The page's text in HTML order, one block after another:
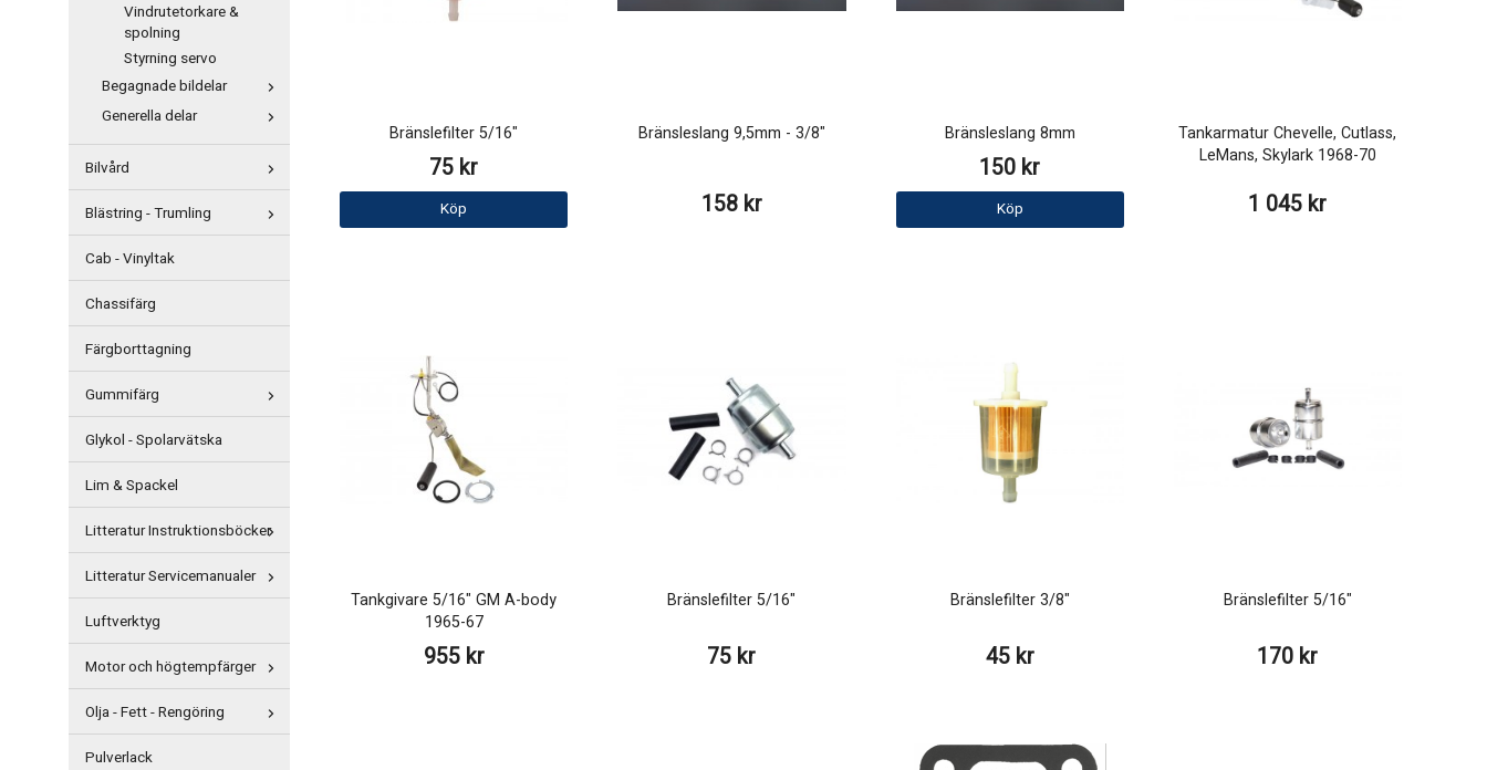
Vindrutetorkare &
spolning
Styrning servo
Begagnade bildelar
Generella delar
Bilvård
Blästring - Trumling
Cab - Vinyltak
Chassifärg
Färgborttagning
Gummifärg
Glykol - Spolarvätska
Lim & Spackel
Litteratur Instruktionsböcker
Litteratur Servicemanualer
Luftverktyg
Motor och högtempfärger
Olja - Fett - Rengöring
Pulverlack
Bränslefilter 5/16"
75 kr
Köp
Bränsleslang 9,5mm - 3/8"
158 kr
Bränsleslang 8mm
150 kr
Köp
Tankarmatur Chevelle, Cutlass,
LeMans, Skylark 1968-70
1 045 kr
Tankgivare 5/16" GM A-body
1965-67
955 kr
Bränslefilter 5/16"
75 kr
Bränslefilter 3/8"
45 kr
Bränslefilter 5/16"
170 kr